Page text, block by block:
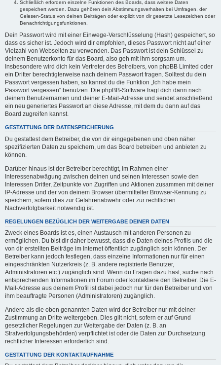
Schließlich erfordern einzelne Funktionen des Boards, dass weitere Daten
gespeichert werden. Dazu gehören dein Abstimmungsverhalten bei Umfragen, der
Gelesen-Status von deinen Beiträgen oder explizit von dir gesetzte Lesezeichen oder
Benachrichtigungsfunktionen.
Dein Passwort wird mit einer Einwege-Verschlüsselung (Hash) gespeichert, so
dass es sicher ist. Jedoch wird dir empfohlen, dieses Passwort nicht auf einer
Vielzahl von Webseiten zu verwenden. Das Passwort ist dein Schlüssel zu
deinem Benutzerkonto für das Board, also geh mit ihm sorgsam um.
Insbesondere wird dich kein Vertreter des Betreibers, von phpBB Limited oder
ein Dritter berechtigterweise nach deinem Passwort fragen. Solltest du dein
Passwort vergessen haben, so kannst du die Funktion „Ich habe mein
Passwort vergessen“ benutzen. Die phpBB-Software fragt dich dann nach
deinem Benutzernamen und deiner E-Mail-Adresse und sendet anschließend
ein neu generiertes Passwort an diese Adresse, mit dem du dann auf das
Board zugreifen kannst.
GESTATTUNG DER DATENSPEICHERUNG
Du gestattest dem Betreiber, die von dir eingegebenen und oben näher
spezifizierten Daten zu speichern, um das Board betreiben und anbieten zu
können.
Darüber hinaus ist der Betreiber berechtigt, im Rahmen einer
Interessenabwägung zwischen deinen und seinen Interessen sowie den
Interessen Dritter, Zeitpunkte von Zugriffen und Aktionen zusammen mit deiner
IP-Adresse und der von deinem Browser übermittelter Browser-Kennung zu
speichern, sofern dies zur Gefahrenabwehr oder zur rechtlichen
Nachverfolgbarkeit notwendig ist.
REGELUNGEN BEZÜGLICH DER WEITERGABE DEINER DATEN
Zweck eines Boards ist es, einen Austausch mit anderen Personen zu
ermöglichen. Du bist dir daher bewusst, dass die Daten deines Profils und die
von dir erstellten Beiträge im Internet öffentlich zugänglich sein können. Der
Betreiber kann jedoch festlegen, dass einzelne Informationen nur für einen
eingeschränkten Nutzerkreis (z. B. andere registrierte Benutzer,
Administratoren etc.) zugänglich sind. Wenn du Fragen dazu hast, suche nach
entsprechenden Informationen im Forum oder kontaktiere den Betreiber. Die E-
Mail-Adresse aus deinem Profil ist dabei jedoch nur für den Betreiber und von
ihm beauftragte Personen (Administratoren) zugänglich.
Andere als die oben genannten Daten wird der Betreiber nur mit deiner
Zustimmung an Dritte weitergeben. Dies gilt nicht, sofern er auf Grund
gesetzlicher Regelungen zur Weitergabe der Daten (z. B. an
Strafverfolgungsbehörden) verpflichtet ist oder die Daten zur Durchsetzung
rechtlicher Interessen erforderlich sind.
GESTATTUNG DER KONTAKTAUFNAHME